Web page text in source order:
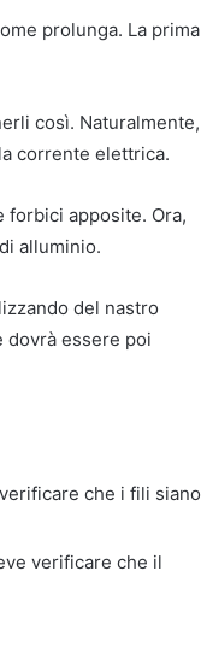
prolunga. La prima
così. Naturalmente,
corrente elettrica.
forbici apposite. Ora,
alluminio.
del nastro
dovrà essere poi
che i fili siano
verificare che il